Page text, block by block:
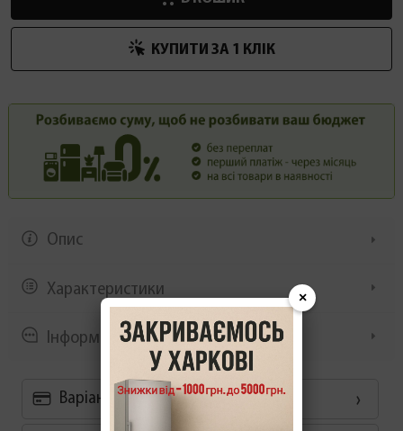
КУПИТИ ЗА 1 КЛIК
Опис
Характеристики
Інформація/демонстрація
Варіанти оплати
×